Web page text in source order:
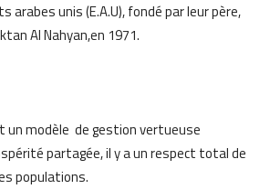
arabes unis (E.A.U), fondé par leur père,
Al Nahyan,en 1971.
un modèle de gestion vertueuse
partagée, il y a un respect total de
populations.